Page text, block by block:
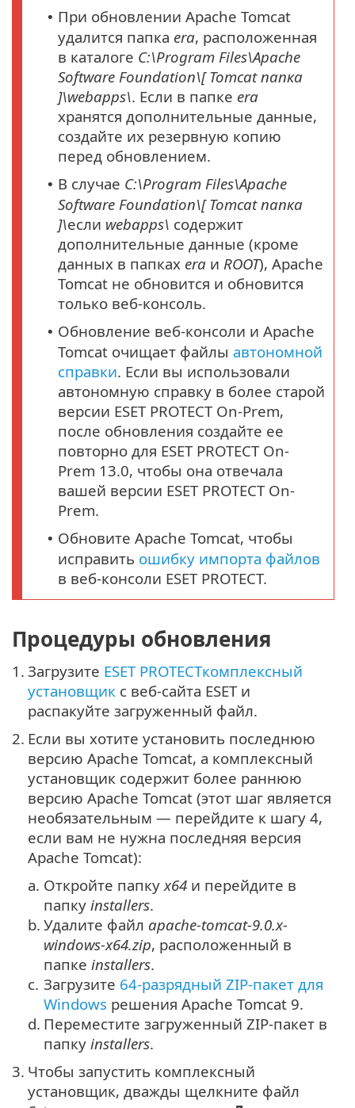
• При обновлении Apache Tomcat
удалится папка era, расположенная
в каталоге C:\Program Files\Apache
Software Foundation\[ Tomcatпапка
]\webapps\. Если в папке era
хранятся дополнительные данные,
создайте их резервную копию
перед обновлением.
• В случае C:\Program Files\Apache
Software Foundation\[ Tomcatпапка
]\если webapps\ содержит
дополнительные данные (кроме
данных в папках era и ROOT), Apache
Tomcat не обновится и обновится
только веб-консоль.
• Обновление веб-консоли и Apache
Tomcat очищает файлы автономной
справки. Если вы использовали
автономную справку в более старой
версии ESET PROTECT On-Prem,
после обновления создайте ее
повторно для ESET PROTECT On-
Prem 13.0, чтобы она отвечала
вашей версии ESET PROTECT On-
Prem.
• Обновите Apache Tomcat, чтобы
исправить ошибку импорта файлов
в веб-консоли ESET PROTECT.
Процедуры обновления
1. Загрузите ESET PROTECTкомплексный
установщик с веб-сайта ESET и
распакуйте загруженный файл.
2. Если вы хотите установить последнюю
версию Apache Tomcat, а комплексный
установщик содержит более раннюю
версию Apache Tomcat (этот шаг является
необязательным — перейдите к шагу 4,
если вам не нужна последняя версия
Apache Tomcat):
a. Откройте папку x64 и перейдите в
папку installers.
b. Удалите файл apache-tomcat-9.0.x-
windows-x64.zip, расположенный в
папке installers.
c. Загрузите 64-разрядный ZIP-пакет для
Windows решения Apache Tomcat 9.
d. Переместите загруженный ZIP-пакет в
папку installers.
3. Чтобы запустить комплексный
установщик, дважды щелкните файл